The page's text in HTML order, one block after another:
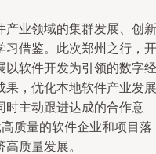
产业领域的集群发展、创新
习借鉴。此次郑州之行，开
以软件开发为引领的数字经
果，优化本地软件产业发展
时主动跟进达成的合作意
质量的软件企业和项目落
质量发展。